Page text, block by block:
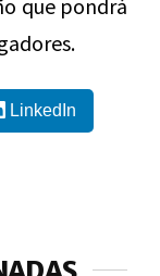
que pondrá
LinkedIn